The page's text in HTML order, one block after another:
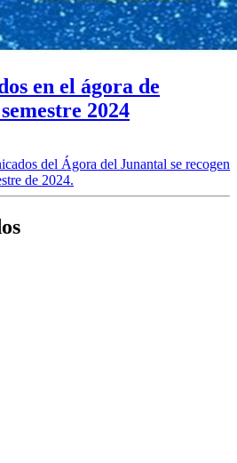
en el ágora de
2024
del Ágora del Junantal se recogen
de 2024.